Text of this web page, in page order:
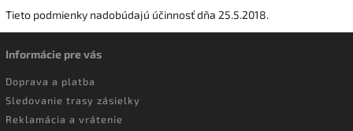
Tieto podmienky nadobúdajú účinnosť dňa 25.5.2018.
Informácie pre vás
Doprava a platba
Sledovanie trasy zásielky
Reklamácia a vrátenie